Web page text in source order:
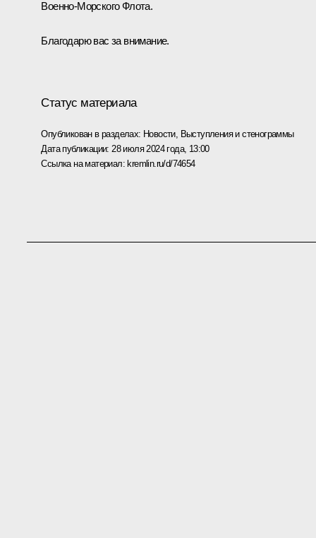
Военно-Морского Флота.
Благодарю вас за внимание.
Статус материала
Опубликован в разделах: Новости, Выступления и стенограммы
Дата публикации: 28 июля 2024 года, 13:00
Ссылка на материал:kremlin.ru/d/74654